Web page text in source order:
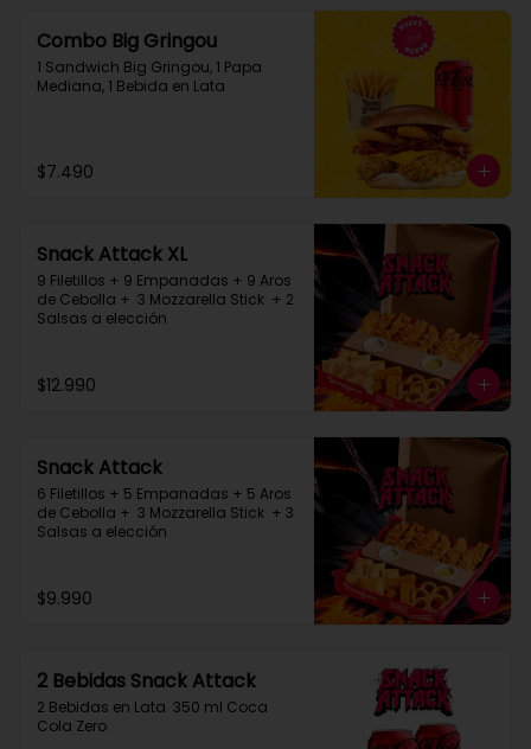
Combo Big Gringou
1 Sandwich Big Gringou, 1 Papa
Mediana, 1 Bebida en Lata
$7.490
Snack Attack XL
9 Filetillos + 9 Empanadas + 9 Aros
de Cebolla +  3 Mozzarella Stick  + 2
Salsas a elección
$12.990
Snack Attack
6 Filetillos + 5 Empanadas + 5 Aros
de Cebolla +  3 Mozzarella Stick  + 3
Salsas a elección
$9.990
2 Bebidas Snack Attack
2 Bebidas en Lata  350 ml Coca
Cola Zero